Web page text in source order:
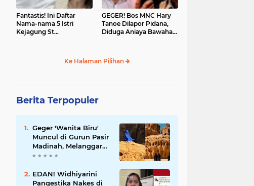
Fantastis! Ini Daftar
Nama-nama 5 Istri
Kejagung St
GEGER! Bos MNC Hary
Tanoe Dilapor Pidana,
Diduga Aniaya Bawahan,
Ke Halaman Pilihan
Berita Terpopuler
Geger 'Wanita Biru'
Muncul di Gurun Pasir
Madinah, Melanggar
Tabu Syariat Selama
EDAN! Widhiyarini
Pangestika Nakes di